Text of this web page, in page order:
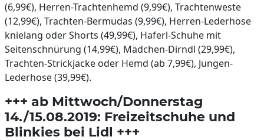
(6,99€), Herren-Trachtenhemd (9,99€), Trachtenweste
(12,99€), Trachten-Bermudas (9,99€), Herren-Lederhose
knielang oder Shorts (49,99€), Haferl-Schuhe mit
Seitenschnürung (14,99€), Mädchen-Dirndl (29,99€),
Trachten-Strickjacke oder Hemd (ab 7,99€), Jungen-
Lederhose (39,99€).
+++ ab Mittwoch/Donnerstag
14./15.08.2019: Freizeitschuhe und
Blinkies bei Lidl +++